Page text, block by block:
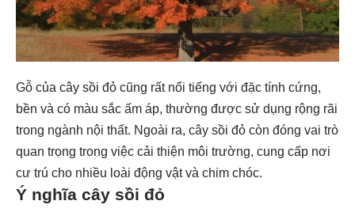
Gỗ của cây sồi đỏ cũng rất nổi tiếng với đặc tính cứng,
bền và có màu sắc ấm áp, thường được sử dụng rộng rãi
trong ngành nội thất. Ngoài ra, cây sồi đỏ còn đóng vai trò
quan trọng trong việc cải thiện môi trường, cung cấp nơi
cư trú cho nhiều loài động vật và chim chóc.
Ý nghĩa cây sồi đỏ